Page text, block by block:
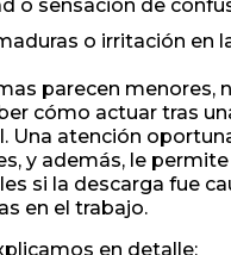
o sensación de
o irritación en
parecen menores,
cómo actuar tras
Una atención
y además, le
si la descarga fue
en el trabajo.
en detalle: